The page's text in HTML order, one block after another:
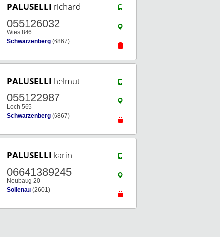
PALUSELLI richard
055126032
Wies 846
Schwarzenberg (6867)
PALUSELLI helmut
055122987
Loch 565
Schwarzenberg (6867)
PALUSELLI karin
06641389245
Neubaug 20
Sollenau (2601)